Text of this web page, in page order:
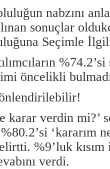
nabzını
sonuçlar
Seçimle
öncelikli
karar verdin mi?’
‘kararım
%9’luk kısım
verdi.